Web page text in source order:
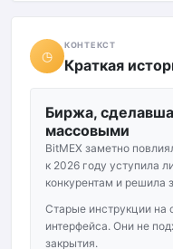
◷
КОНТЕКСТ
Краткая
Биржа,
массовыми
BitMEX заметно
к 2026 году уступила
конкурентам и решила
Старые инструкции на
интерфейса. Они не
закрытия.